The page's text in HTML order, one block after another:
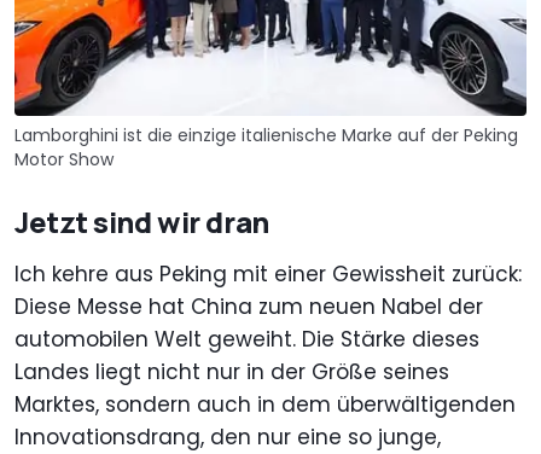
Lamborghini ist die einzige italienische Marke auf der Peking
Motor Show
Jetzt sind wir dran
Ich kehre aus Peking mit einer Gewissheit zurück:
Diese Messe hat China zum neuen Nabel der
automobilen Welt geweiht. Die Stärke dieses
Landes liegt nicht nur in der Größe seines
Marktes, sondern auch in dem überwältigenden
Innovationsdrang, den nur eine so junge,